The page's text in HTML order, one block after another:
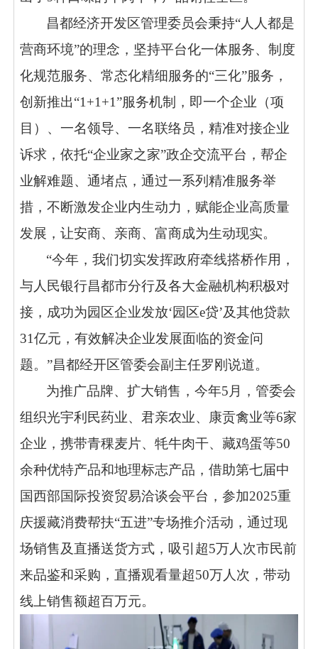
昌都经济开发区管理委员会秉持“人人都是
营商环境”的理念，坚持平台化一体服务、制度
化规范服务、常态化精细服务的“三化”服务，
创新推出“1+1+1”服务机制，即一个企业（项
目）、一名领导、一名联络员，精准对接企业
诉求，依托“企业家之家”政企交流平台，帮企
业解难题、通堵点，通过一系列精准服务举
措，不断激发企业内生动力，赋能企业高质量
发展，让安商、亲商、富商成为生动现实。
“今年，我们切实发挥政府牵线搭桥作用，
与人民银行昌都市分行及各大金融机构积极对
接，成功为园区企业发放‘园区e贷’及其他贷款
31亿元，有效解决企业发展面临的资金问
题。”昌都经开区管委会副主任罗刚说道。
为推广品牌、扩大销售，今年5月，管委会
组织光宇利民药业、君亲农业、康贡禽业等6家
企业，携带青稞麦片、牦牛肉干、藏鸡蛋等50
余种优特产品和地理标志产品，借助第七届中
国西部国际投资贸易洽谈会平台，参加2025重
庆援藏消费帮扶“五进”专场推介活动，通过现
场销售及直播送货方式，吸引超5万人次市民前
来品鉴和采购，直播观看量超50万人次，带动
线上销售额超百万元。